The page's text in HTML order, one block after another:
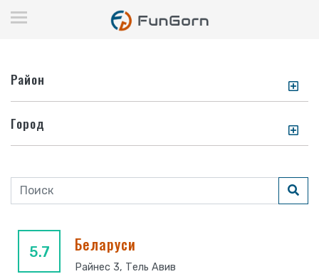
Район
Город
5.7 Беларуси
Райнес 3, Тель Авив